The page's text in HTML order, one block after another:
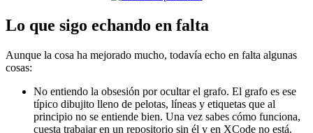
Lo que sigo echando en falta
Aunque la cosa ha mejorado mucho, todavía echo en falta algunas
cosas:
No entiendo la obsesión por ocultar el grafo. El grafo es ese
típico dibujito lleno de pelotas, líneas y etiquetas que al
principio no se entiende bien. Una vez sabes cómo funciona,
cuesta trabajar en un repositorio sin él y en XCode no está.